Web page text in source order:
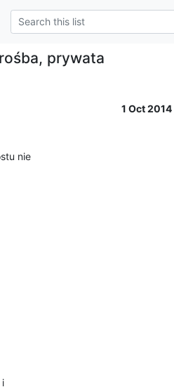
prywata
1 Oct 2014
nie